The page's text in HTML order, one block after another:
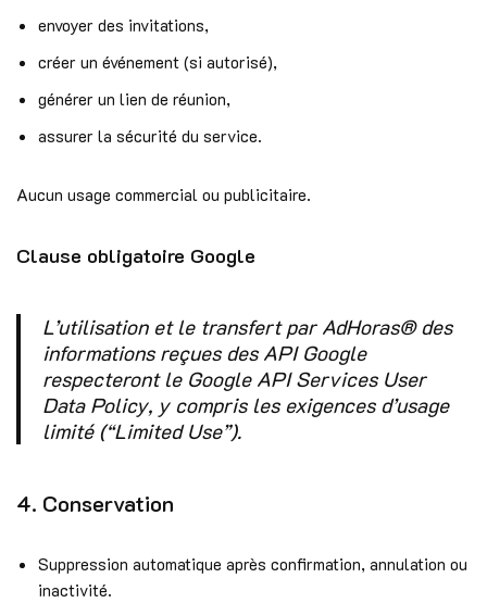
envoyer des invitations,
créer un événement (si autorisé),
générer un lien de réunion,
assurer la sécurité du service.
Aucun usage commercial ou publicitaire.
Clause obligatoire Google
L’utilisation et le transfert par AdHoras® des
informations reçues des API Google
respecteront le Google API Services User
Data Policy, y compris les exigences d’usage
limité (“Limited Use”).
4. Conservation
Suppression automatique après confirmation, annulation ou
inactivité.